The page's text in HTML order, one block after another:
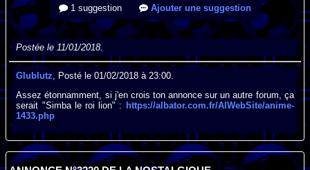
1 suggestion Ajouter une suggestion
Postée le 11/01/2018.
Glublutz , Posté le 01/02/2018 à 23:00.
Assez étonnamment, si j'en crois ton annonce sur un autre forum, ça
serait "Simba le roi lion" : https://albator.com.fr/AlWebSite/anime-
1433.php